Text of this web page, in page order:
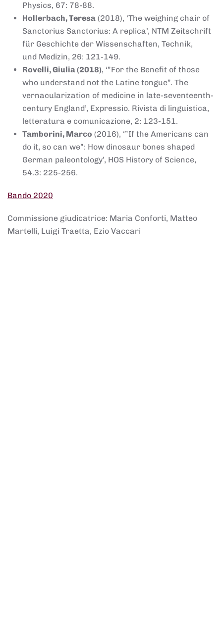
Physics, 67: 78-88.
Hollerbach, Teresa (2018), ‘The weighing chair of
Sanctorius Sanctorius: A replica’, NTM Zeitschrift
für Geschichte der Wissenschaften, Technik,
und Medizin, 26: 121-149.
Rovelli, Giulia (2018), ‘”For the Benefit of those
who understand not the Latine tongue”. The
vernacularization of medicine in late-seventeenth-
century England’, Expressio. Rivista di linguistica,
letteratura e comunicazione, 2: 123-151.
Tamborini, Marco (2016), ‘”If the Americans can
do it, so can we”: How dinosaur bones shaped
German paleontology’, HOS History of Science,
54.3: 225-256.
Bando 2020
Commissione giudicatrice: Maria Conforti, Matteo
Martelli, Luigi Traetta, Ezio Vaccari